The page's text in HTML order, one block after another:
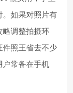
。如果对照片有
略调整拍摄环
件照王省去不少
户常备在手机